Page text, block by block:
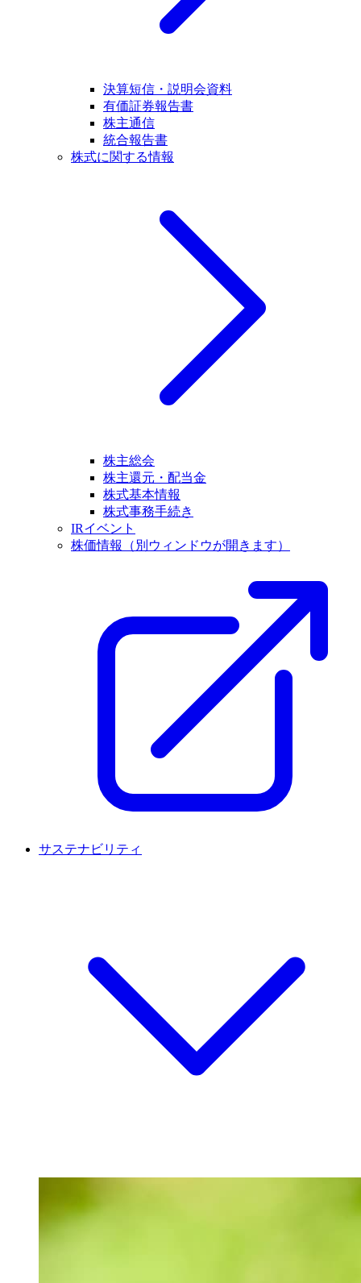
決算短信・説明会資料
有価証券報告書
株主通信
統合報告書
株式に関する情報
株主総会
株主還元・配当金
株式基本情報
株式事務手続き
IRイベント
株価情報
（別ウィンドウが開きます）
サステナビリティ